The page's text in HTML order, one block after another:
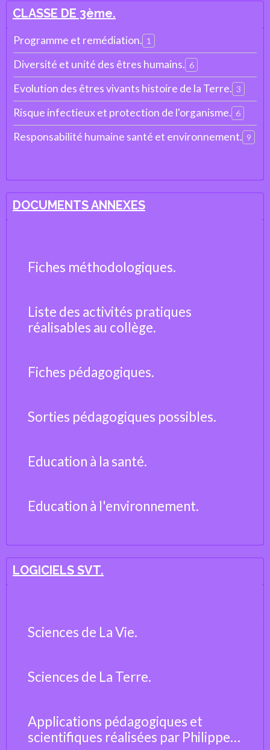
CLASSE DE 3ème.
Programme et remédiation. 1
Diversité et unité des êtres humains. 6
Evolution des êtres vivants histoire de la Terre. 3
Risque infectieux et protection de l'organisme. 6
Responsabilité humaine santé et environnement. 9
DOCUMENTS ANNEXES
Fiches méthodologiques.
Liste des activités pratiques
réalisables au collège.
Fiches pédagogiques.
Sorties pédagogiques possibles.
Education à la santé.
Education à l'environnement.
LOGICIELS SVT.
Sciences de La Vie.
Sciences de La Terre.
Applications pédagogiques et
scientifiques réalisées par Philippe